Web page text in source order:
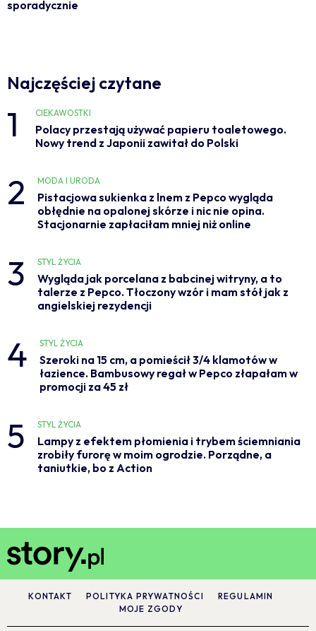
sporadycznie
Najczęściej czytane
1 CIEKAWOSTKI
Polacy przestają używać papieru toaletowego.
Nowy trend z Japonii zawitał do Polski
2 MODA I URODA
Pistacjowa sukienka z lnem z Pepco wygląda
obłędnie na opalonej skórze i nic nie opina.
Stacjonarnie zapłaciłam mniej niż online
3 STYL ŻYCIA
Wygląda jak porcelana z babcinej witryny, a to
talerze z Pepco. Tłoczony wzór i mam stół jak z
angielskiej rezydencji
4 STYL ŻYCIA
Szeroki na 15 cm, a pomieścił 3/4 klamotów w
łazience. Bambusowy regał w Pepco złapałam w
promocji za 45 zł
5 STYL ŻYCIA
Lampy z efektem płomienia i trybem ściemniania
zrobiły furorę w moim ogrodzie. Porządne, a
taniutkie, bo z Action
KONTAKT POLITYKA PRYWATNOŚCI
REGULAMIN
MOJE ZGODY